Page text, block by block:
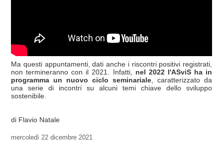
Ma questi appuntamenti, dati anche i riscontri positivi registrati,
non termineranno con il 2021. Infatti, nel 2022 l'ASviS ha in
programma un nuovo ciclo seminariale , caratterizzato da
una serie di incontri su alcuni temi chiave dello sviluppo
sostenibile.
di Flavio Natale
mercoledì 22 dicembre 2021